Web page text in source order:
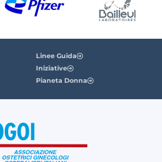
Linee Guida
Iniziative
Pianeta Donna